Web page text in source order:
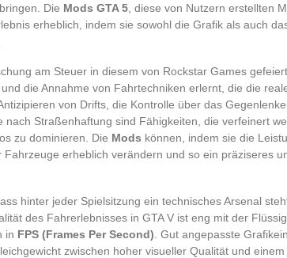
Die Mods GTA 5 , diese von Nutzern erstellten
erheblich, indem sie sowohl die Grafik als auch
am Steuer in diesem von Rockstar Games
die Annahme von Fahrtechniken erlernt, die die
von Drifts, die Kontrolle über das
nach Straßenhaftung sind Fähigkeiten, die verfeinert
zu dominieren. Die Mods können, indem sie die
Fahrzeuge erheblich verändern und so ein präziseres
hinter jeder Spielsitzung ein technisches Arsenal
des Fahrerlebnisses in GTA V ist eng mit der
in FPS (Frames Per Second) . Gut angepasste
zwischen hoher visueller Qualität und einem